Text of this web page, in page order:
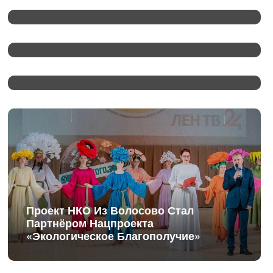
Проект НКО Из Волосово Стал
Партнёром Нацпроекта
«Экологическое Благополучие»
Нацпроекты: Ленобласть Выбрала
Малые Архитектурные Формы К 100-